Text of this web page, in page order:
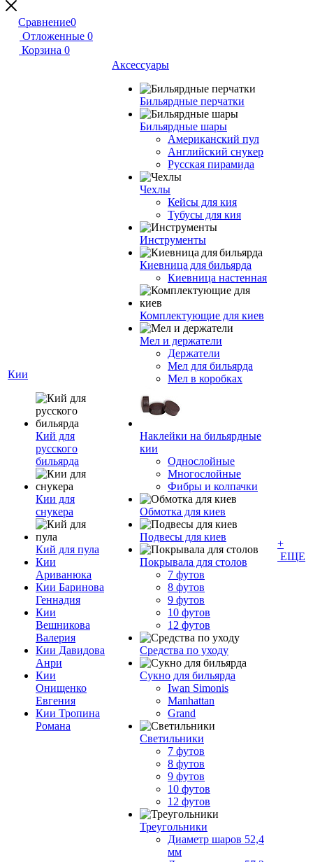
Сравнение0
Отложенные 0
Корзина 0
Кии
Кий для
русского
бильярда
Кии для
снукера
Кий для пула
Кии
Ариванюка
Кии Баринова
Геннадия
Кии
Вешникова
Валерия
Кии Давидова
Анри
Кии
Онищенко
Евгения
Кии Тропина
Романа
Аксессуары
Бильярдные перчатки
Бильярдные шары
Американский пул
Английский снукер
Русская пирамида
Чехлы
Кейсы для кия
Тубусы для кия
Инструменты
Киевница для бильярда
Киевница настенная
Комплектующие для киев
Мел и держатели
Держатели
Мел для бильярда
Мел в коробках
Наклейки на бильярдные
кии
Однослойные
Многослойные
Фибры и колпачки
Обмотка для киев
Подвесы для киев
Покрывала для столов
7 футов
8 футов
9 футов
10 футов
12 футов
Средства по уходу
Сукно для бильярда
Iwan Simonis
Manhattan
Grand
Светильники
7 футов
8 футов
9 футов
10 футов
12 футов
Треугольники
Диаметр шаров 52,4
мм
+
ЕЩЕ